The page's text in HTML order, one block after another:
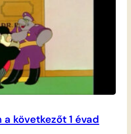
következőt 1 évad